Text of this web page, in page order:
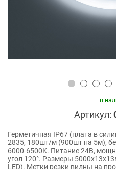
в
Артикул:
Герметичная IP67 (плата в
2835, 180шт/м (900шт на 5м),
6000-6500K. Питание 24В,
угол 120°. Размеры
LED). Метки резки видны на